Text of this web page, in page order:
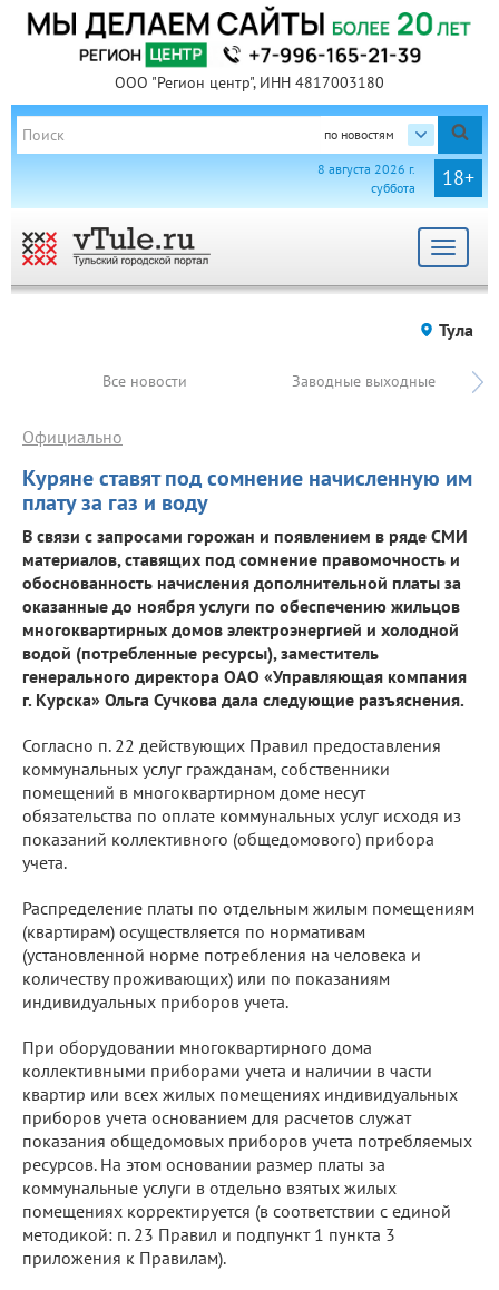
ООО "Регион центр", ИНН 4817003180
по новостям
18+
8 августа 2026 г.
суббота
Toggle
Тула
Все новости Заводные выходные
Куряне ставят под сомнение начисленную им
плату за газ и воду
Официально
В связи с запросами горожан и появлением в ряде СМИ
материалов, ставящих под сомнение правомочность и
обоснованность начисления дополнительной платы за
оказанные до ноября услуги по обеспечению жильцов
многоквартирных домов электроэнергией и холодной
водой (потребленные ресурсы), заместитель
генерального директора ОАО «Управляющая компания
г. Курска» Ольга Сучкова дала следующие разъяснения.
Согласно п. 22 действующих Правил предоставления
коммунальных услуг гражданам, собственники
помещений в многоквартирном доме несут
обязательства по оплате коммунальных услуг исходя из
показаний коллективного (общедомового) прибора
учета.
Распределение платы по отдельным жилым помещениям
(квартирам) осуществляется по нормативам
(установленной норме потребления на человека и
количеству проживающих) или по показаниям
индивидуальных приборов учета.
При оборудовании многоквартирного дома
коллективными приборами учета и наличии в части
квартир или всех жилых помещениях индивидуальных
приборов учета основанием для расчетов служат
показания общедомовых приборов учета потребляемых
ресурсов. На этом основании размер платы за
коммунальные услуги в отдельно взятых жилых
помещениях корректируется (в соответствии с единой
методикой: п. 23 Правил и подпункт 1 пункта 3
приложения к Правилам).